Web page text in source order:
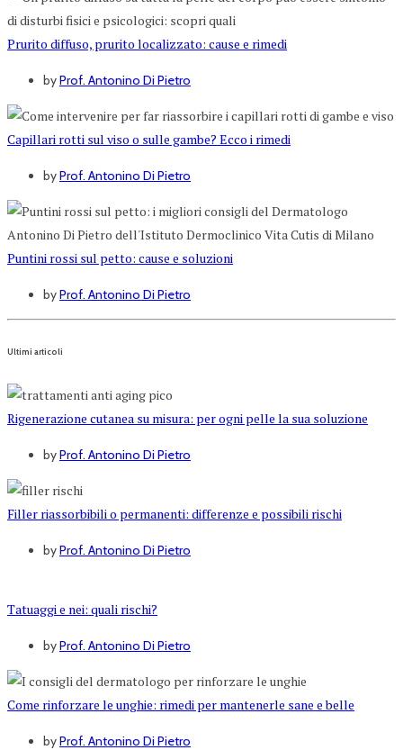
Prurito diffuso, prurito localizzato: cause e rimedi
byProf. Antonino Di Pietro
Capillari rotti sul viso o sulle gambe? Ecco i rimedi
byProf. Antonino Di Pietro
Puntini rossi sul petto: cause e soluzioni
byProf. Antonino Di Pietro
Ultimi articoli
Rigenerazione cutanea su misura: per ogni pelle la sua soluzione
byProf. Antonino Di Pietro
Filler riassorbibili o permanenti: differenze e possibili rischi
byProf. Antonino Di Pietro
Tatuaggi e nei: quali rischi?
byProf. Antonino Di Pietro
Come rinforzare le unghie: rimedi per mantenerle sane e belle
byProf. Antonino Di Pietro